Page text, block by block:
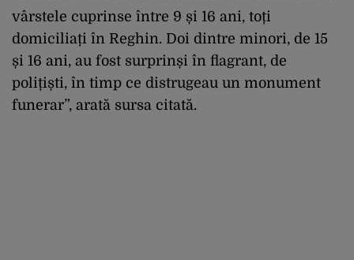
vârstele cuprinse între 9 și 16 ani, toți
domiciliați în Reghin. Doi dintre minori, de 15
și 16 ani, au fost surprinși în flagrant, de
polițiști, în timp ce distrugeau un monument
funerar”, arată sursa citată.